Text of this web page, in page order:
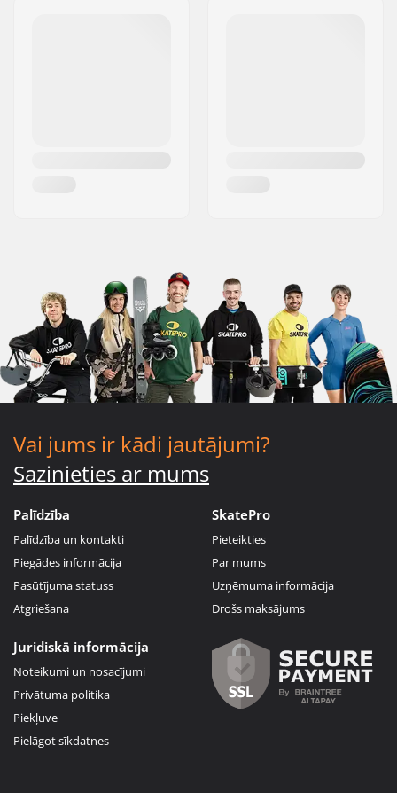
Vai jums ir kādi jautājumi?
Sazinieties ar mums
Palīdzība
Palīdzība un kontakti
Piegādes informācija
Pasūtījuma statuss
Atgriešana
SkatePro
Pieteikties
Par mums
Uzņēmuma informācija
Drošs maksājums
Juridiskā informācija
Noteikumi un nosacījumi
Privātuma politika
Piekļuve
Pielāgot sīkdatnes